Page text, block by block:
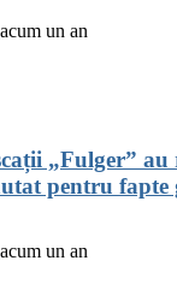
acum un an
„Fulger”
pentru
acum un an